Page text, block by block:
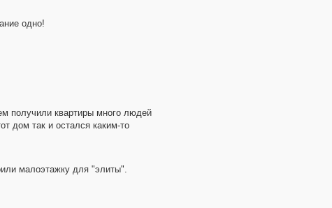
одно!
получили квартиры много людей
дом так и остался каким-то
малоэтажку для "элиты".